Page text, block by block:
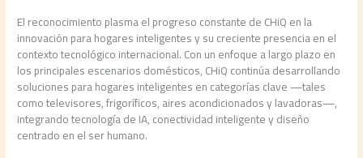
El reconocimiento plasma el progreso constante de CHiQ en la
innovación para hogares inteligentes y su creciente presencia en el
contexto tecnológico internacional. Con un enfoque a largo plazo en
los principales escenarios domésticos, CHiQ continúa desarrollando
soluciones para hogares inteligentes en categorías clave —tales
como televisores, frigoríficos, aires acondicionados y lavadoras—,
integrando tecnología de IA, conectividad inteligente y diseño
centrado en el ser humano.